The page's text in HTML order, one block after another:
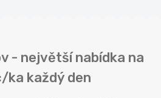
- největší nabídka na
ka každý den